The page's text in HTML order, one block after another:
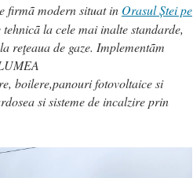
firmã modern situat in Orasul Ștei pe
la cele mai inalte standarde,
reţeaua de gaze. Implementãm
boilere,panouri fotovoltaice si
si sisteme de incalzire prin